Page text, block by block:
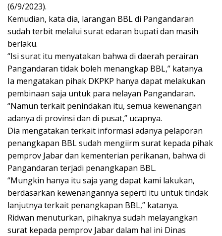
(6/9/2023).
Kemudian, kata dia, larangan BBL di Pangandaran
sudah terbit melalui surat edaran bupati dan masih
berlaku.
“Isi surat itu menyatakan bahwa di daerah perairan
Pangandaran tidak boleh menangkap BBL,” katanya.
Ia mengatakan pihak DKPKP hanya dapat melakukan
pembinaan saja untuk para nelayan Pangandaran.
“Namun terkait penindakan itu, semua kewenangan
adanya di provinsi dan di pusat,” ucapnya.
Dia mengatakan terkait informasi adanya pelaporan
penangkapan BBL sudah mengiirm surat kepada pihak
pemprov Jabar dan kementerian perikanan, bahwa di
Pangandaran terjadi penangkapan BBL.
“Mungkin hanya itu saja yang dapat kami lakukan,
berdasarkan kewenangannya seperti itu untuk tindak
lanjutnya terkait penangkapan BBL,” katanya.
Ridwan menuturkan, pihaknya sudah melayangkan
surat kepada pemprov Jabar dalam hal ini Dinas